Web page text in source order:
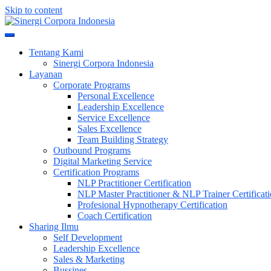
Skip to content
Sinergi Corpora Indonesia
Tentang Kami
Sinergi Corpora Indonesia
Layanan
Corporate Programs
Personal Excellence
Leadership Excellence
Service Excellence
Sales Excellence
Team Building Strategy
Outbound Programs
Digital Marketing Service
Certification Programs
NLP Practitioner Certification
NLP Master Practitioner & NLP Trainer
Profesional Hypnotherapy Certification
Coach Certification
Sharing Ilmu
Self Development
Leadership Excellence
Sales & Marketing